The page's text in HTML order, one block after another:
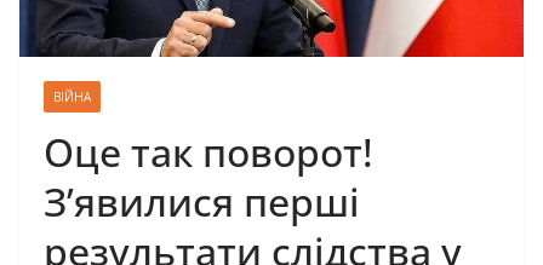
ВІЙНА
Оце так поворот!
З’явилися перші
результати слідства у